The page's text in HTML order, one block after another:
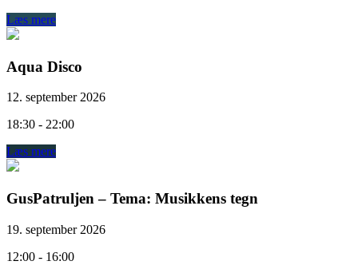
Læs mere
Aqua Disco
12. september 2026
18:30 - 22:00
Læs mere
GusPatruljen – Tema: Musikkens tegn
19. september 2026
12:00 - 16:00